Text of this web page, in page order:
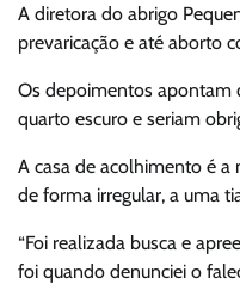
A diretora do abrigo
prevaricação e até aborto
Os depoimentos apontam
quarto escuro e seriam
A casa de acolhimento é a
de forma irregular, a uma
“Foi realizada busca e
foi quando denunciei o